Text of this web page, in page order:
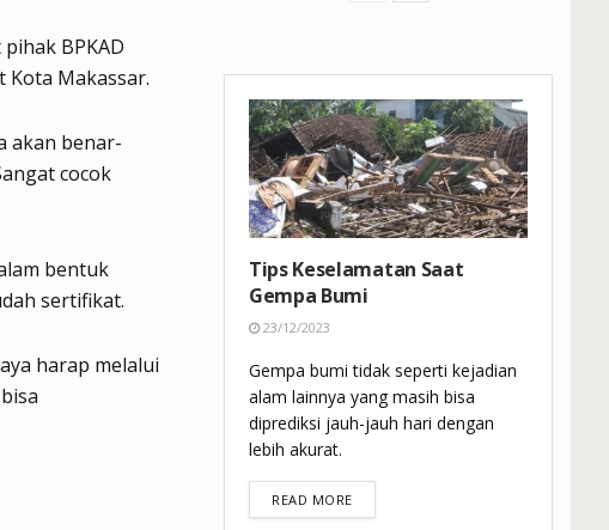
BPKAD
Makassar.
akan benar-
cocok
bentuk
sertifikat.
harap melalui
Tips Keselamatan Saat
Gempa Bumi
23/12/2023
Gempa bumi tidak seperti kejadian
alam lainnya yang masih bisa
diprediksi jauh-jauh hari dengan
lebih akurat.
READ MOREDETAILS